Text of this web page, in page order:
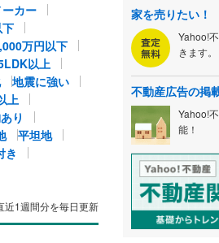
カー
万円以下
以上
地震に強い
上
り
平坦地
き
近1週間分を毎日更新
家を売りたい
Yahoo!
きます。
不動産広告の掲
Yahoo!
能！